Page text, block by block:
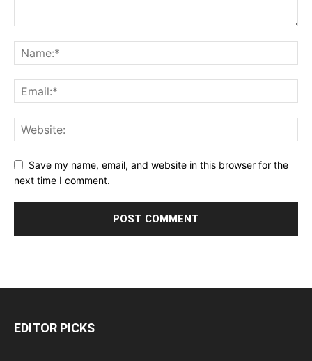
Save my name, email, and website in this browser for the
next time I comment.
EDITOR PICKS